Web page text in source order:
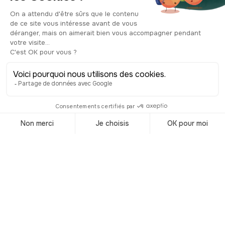
sa beauté architecturale, datant de
l’avant Dubrovnik, est tout ce qu’il y a
de plus gratuit. Juste à côté, la tour de
l’horloge attire aussi les regards, avec
ses deux statues en bronze,
frappent la cloche depuis le XVe siècle
pour marquer les heures: une tradition
qui perdure encore aujourd’hui.